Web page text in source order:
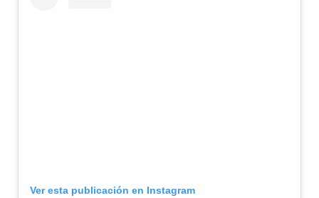
Ver esta publicación en Instagram